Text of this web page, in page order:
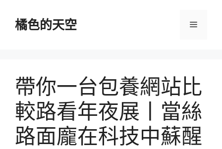
橘色的天空 選
帶你一台包養網站比
較路看年夜展丨當絲
路面龐在科技中蘇醒